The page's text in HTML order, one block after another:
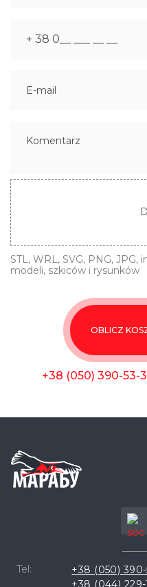
STL, WRL, SVG, PNG,
modeli, szkiców i rysunków
OBLICZ
+38 (050) 390-53-
Tel:
+38 (050) 390-
+38 (044) 229-